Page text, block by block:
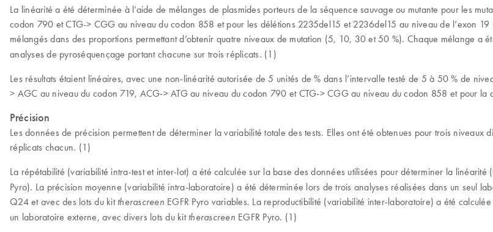
La linéarité a été déterminée à l’aide de mélanges de plasmides porteurs de la séquence sauvage ou mutante pour les
codon 790 et CTG-> CGG au niveau du codon 858 et pour les délétions 2235del15 et 2236del15 au niveau de l’exon 19
mélangés dans des proportions permettant d’obtenir quatre niveaux de mutation (5, 10, 30 et 50 %). Chaque mélange a
analyses de pyroséquençage portant chacune sur trois réplicats. (1)
Les résultats étaient linéaires, avec une non-linéarité autorisée de 5 unités de % dans l’intervalle testé de 5 à 50 % de
> AGC au niveau du codon 719, ACG-> ATG au niveau du codon 790 et CTG-> CGG au niveau du codon 858 et pour
Précision
Les données de précision permettent de déterminer la variabilité totale des tests. Elles ont été obtenues pour trois
réplicats chacun. (1)
La répétabilité (variabilité intra-test et inter-lot) a été calculée sur la base des données utilisées pour déterminer la
Pyro). La précision moyenne (variabilité intra-laboratoire) a été déterminée lors de trois analyses réalisées dans un seul
Q24 et avec des lots du kit therascreen EGFR Pyro variables. La reproductibilité (variabilité inter-laboratoire) a été
un laboratoire externe, avec divers lots du kit therascreen EGFR Pyro. (1)